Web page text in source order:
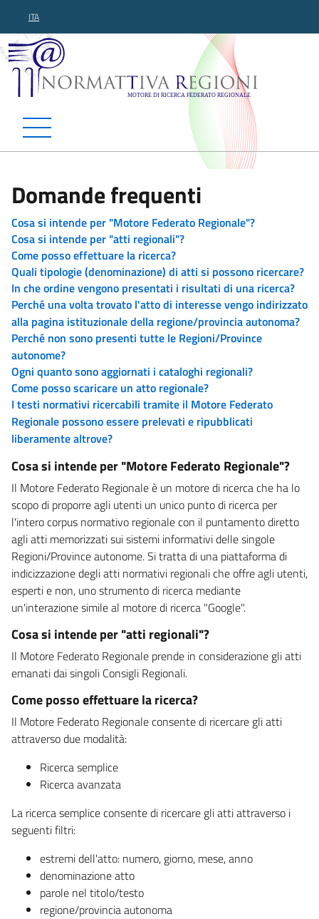
ITA
Normattiva Regioni -
Domande frequenti
Cosa si intende per "Motore Federato Regionale"?
Cosa si intende per "atti regionali"?
Come posso effettuare la ricerca?
Quali tipologie (denominazione) di atti si possono ricercare?
In che ordine vengono presentati i risultati di una ricerca?
Perché una volta trovato l'atto di interesse vengo indirizzato
alla pagina istituzionale della regione/provincia autonoma?
Perché non sono presenti tutte le Regioni/Province
autonome?
Ogni quanto sono aggiornati i cataloghi regionali?
Come posso scaricare un atto regionale?
I testi normativi ricercabili tramite il Motore Federato
Regionale possono essere prelevati e ripubblicati
liberamente altrove?
Cosa si intende per "Motore Federato Regionale"?
Il Motore Federato Regionale è un motore di ricerca che ha lo
scopo di proporre agli utenti un unico punto di ricerca per
l'intero corpus normativo regionale con il puntamento diretto
agli atti memorizzati sui sistemi informativi delle singole
Regioni/Province autonome. Si tratta di una piattaforma di
indicizzazione degli atti normativi regionali che offre agli utenti,
esperti e non, uno strumento di ricerca mediante
un'interazione simile al motore di ricerca "Google".
Cosa si intende per "atti regionali"?
Il Motore Federato Regionale prende in considerazione gli atti
emanati dai singoli Consigli Regionali.
Come posso effettuare la ricerca?
Il Motore Federato Regionale consente di ricercare gli atti
attraverso due modalità:
Ricerca semplice
Ricerca avanzata
La ricerca semplice consente di ricercare gli atti attraverso i
seguenti filtri:
estremi dell'atto: numero, giorno, mese, anno
denominazione atto
parole nel titolo/testo
regione/provincia autonoma